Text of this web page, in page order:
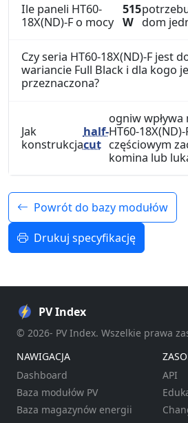
Ile paneli HT60-
18X(ND)-F o mocy
515
W dom
Czy seria HT60-18X(ND)-F jest
wariancie Full Black i dla kogo
przeznaczona?
Jak
konstrukcja
half-
cut
ogniw
HT60-
częściowym
komina lub
Powrót do bazy modułów
Drukuj specyfikację
PV Index
© 2026- PV Index. Wszelkie prawa
NAWIGACJA
Dashboard
Baza modułów PV
Baza magazynów energii
API